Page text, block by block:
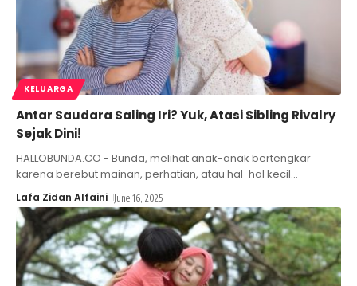
KELUARGA
Antar Saudara Saling Iri? Yuk, Atasi Sibling Rivalry
Sejak Dini!
HALLOBUNDA.CO - Bunda, melihat anak-anak bertengkar
karena berebut mainan, perhatian, atau hal-hal kecil…
Lafa Zidan Alfaini June 16, 2025